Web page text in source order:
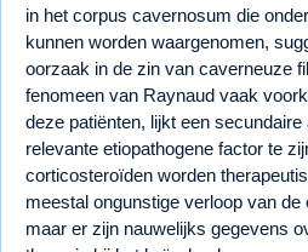
in het corpus cavernosum die
kunnen worden waargenomen,
oorzaak in de zin van caverneuze
fenomeen van Raynaud vaak
deze patiënten, lijkt een
relevante etiopathogene factor te
corticosteroïden worden
meestal ongunstige verloop van de
maar er zijn nauwelijks gegevens